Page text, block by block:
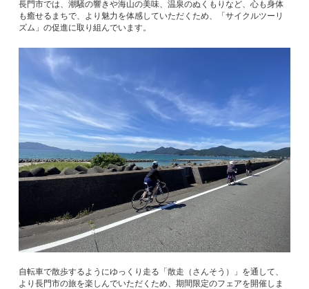
長門市では、潮騒の響きや海山の美味、温泉のぬくもりなど、心も身体
も癒せるまちで、より魅力を体感していただくため、「サイクルツーリ
ズム」の促進に取り組んでいます。
自転車で散歩するようにゆっくり走る「散走（さんそう）」を通して、
より長門市の旅を楽しんでいただくため、期間限定のフェアを開催しま